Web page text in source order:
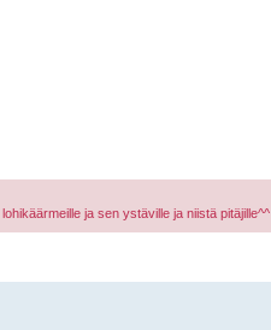
ja sen ystäville ja niistä pitäjille^^